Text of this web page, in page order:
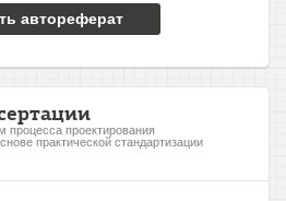
автореферат
процесса проектирования
практической стандартизации